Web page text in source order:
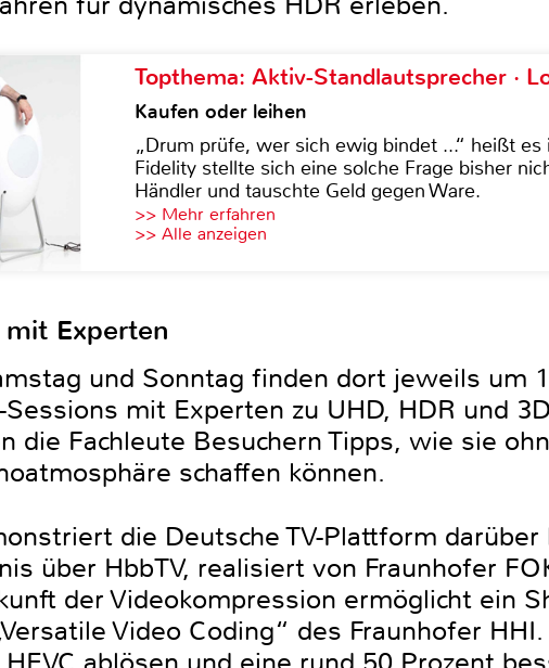
Topthema: Aktiv-Standlautsprecher ·
Kaufen oder leihen
„Drum prüfe, wer sich ewig bindet ...“ heißt es
Fidelity stellte sich eine solche Frage bisher
Händler und tauschte Geld gegen Ware.
>> Mehr erfahren
>> Alle anzeigen
Experten
und Sonntag finden dort jeweils um
mit Experten zu UHD, HDR und
die Fachleute Besuchern Tipps, wie sie
schaffen können.
die Deutsche TV-Plattform
über HbbTV, realisiert von Fraunhofer
der Videokompression ermöglicht ein
Video Coding“ des Fraunhofer